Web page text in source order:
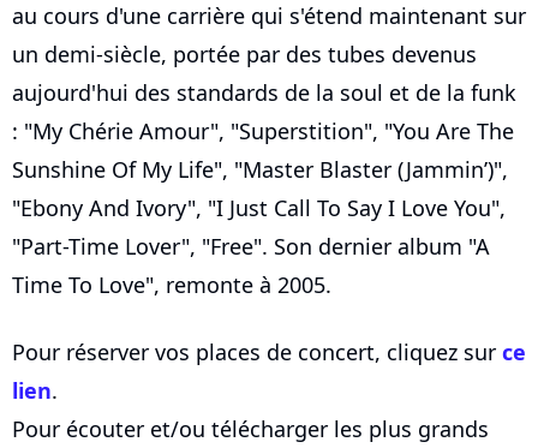
au cours d'une carrière qui s'étend maintenant sur
un demi-siècle, portée par des tubes devenus
aujourd'hui des standards de la soul et de la funk
: "My Chérie Amour", "Superstition", "You Are The
Sunshine Of My Life", "Master Blaster (Jammin’)",
"Ebony And Ivory", "I Just Call To Say I Love You",
"Part-Time Lover", "Free". Son dernier album "A
Time To Love", remonte à 2005.
Pour réserver vos places de concert, cliquez sur ce
lien.
Pour écouter et/ou télécharger les plus grands